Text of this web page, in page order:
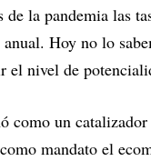
la pandemia las
Hoy no lo
el nivel de
un catalizador
mandato el